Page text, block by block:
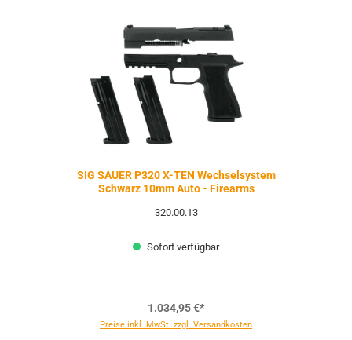
SIG SAUER P320 X-TEN Wechselsystem
Schwarz 10mm Auto - Firearms
320.00.13
Sofort verfügbar
1.034,95 €*
Preise inkl. MwSt. zzgl. Versandkosten